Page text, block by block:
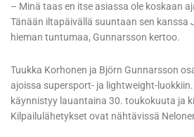
– Minä taas en itse asiassa ole koskaan
Tänään iltapäivällä suuntaan sen kanssa
hieman tuntumaa, Gunnarsson kertoo.
Tuukka Korhonen ja Björn Gunnarsson
ajoissa supersport- ja lightweight-
käynnistyy lauantaina 30. toukokuuta ja
Kilpailulähetykset ovat nähtävissä